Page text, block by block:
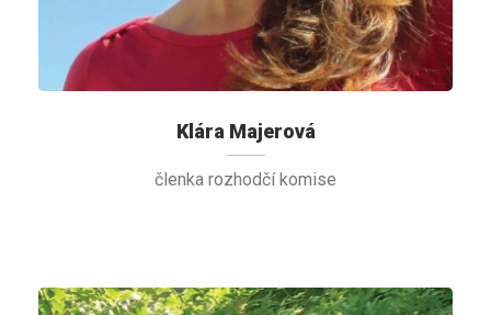
Klára Majerová
členka rozhodčí komise